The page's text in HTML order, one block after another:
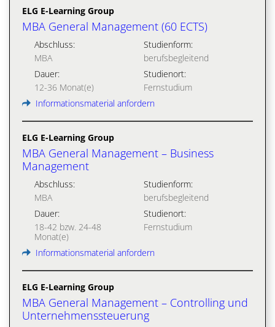
ELG E-Learning Group
MBA General Management (60 ECTS)
Abschluss:
MBA
Studienform:
berufsbegleitend
Dauer:
12-36 Monat(e)
Studienort:
Fernstudium
Informationsmaterial anfordern
ELG E-Learning Group
MBA General Management – Business
Management
Abschluss:
MBA
Studienform:
berufsbegleitend
Dauer:
18-42 bzw. 24-48
Monat(e)
Studienort:
Fernstudium
Informationsmaterial anfordern
ELG E-Learning Group
MBA General Management – Controlling und
Unternehmenssteuerung